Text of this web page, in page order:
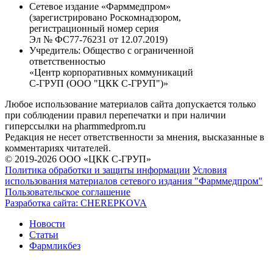
Сетевое издание «Фарммедпром»
(зарегистрировано Роскомнадзором,
регистрационный номер серия
Эл № ФС77-76231 от 12.07.2019)
Учредитель: Общество с ограниченной
ответственностью
«Центр корпоративных коммуникаций
С-ГРУП (ООО "ЦКК С-ГРУП")»
Любое использование материалов сайта допускается только
при соблюдении правил перепечатки и при наличии
гиперссылки на pharmmedprom.ru
Редакция не несет ответственности за мнения, высказанные в
комментариях читателей.
© 2019-2026 ООО «ЦКК С-ГРУП»
Политика обработки и защиты информации Условия
использования материалов сетевого издания "Фарммедпром"
Пользовательское соглашение
Разработка сайта: CHEREPKOVA
Новости
Статьи
Фармликбез